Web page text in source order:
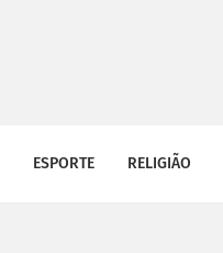
ESPORTE RELIGIÃO